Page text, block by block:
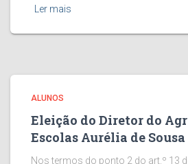
Ler mais
ALUNOS
Eleição do Diretor do
Escolas Aurélia de Sousa
Nos termos do ponto 2 do art.º 13